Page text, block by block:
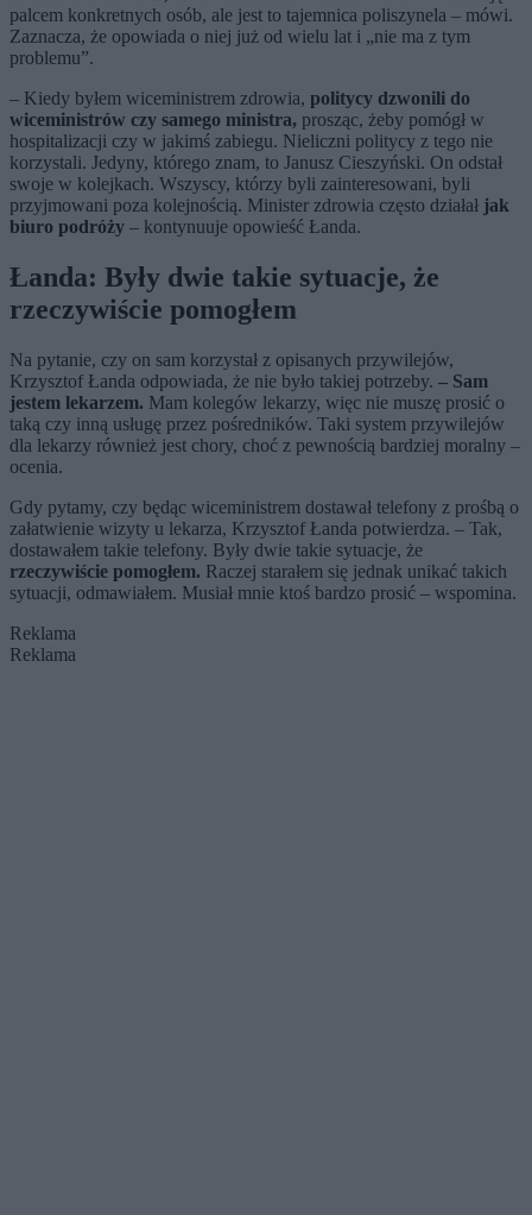
palcem konkretnych osób, ale jest to tajemnica poliszynela – mówi.
Zaznacza, że opowiada o niej już od wielu lat i „nie ma z tym
problemu”.
– Kiedy byłem wiceministrem zdrowia, politycy dzwonili do
wiceministrów czy samego ministra, prosząc, żeby pomógł w
hospitalizacji czy w jakimś zabiegu. Nieliczni politycy z tego nie
korzystali. Jedyny, którego znam, to Janusz Cieszyński. On odstał
swoje w kolejkach. Wszyscy, którzy byli zainteresowani, byli
przyjmowani poza kolejnością. Minister zdrowia często działał jak
biuro podróży – kontynuuje opowieść Łanda.
Łanda: Były dwie takie sytuacje, że
rzeczywiście pomogłem
Na pytanie, czy on sam korzystał z opisanych przywilejów,
Krzysztof Łanda odpowiada, że nie było takiej potrzeby. – Sam
jestem lekarzem. Mam kolegów lekarzy, więc nie muszę prosić o
taką czy inną usługę przez pośredników. Taki system przywilejów
dla lekarzy również jest chory, choć z pewnością bardziej moralny –
ocenia.
Gdy pytamy, czy będąc wiceministrem dostawał telefony z prośbą o
załatwienie wizyty u lekarza, Krzysztof Łanda potwierdza. – Tak,
dostawałem takie telefony. Były dwie takie sytuacje, że
rzeczywiście pomogłem. Raczej starałem się jednak unikać takich
sytuacji, odmawiałem. Musiał mnie ktoś bardzo prosić – wspomina.
Reklama
Reklama